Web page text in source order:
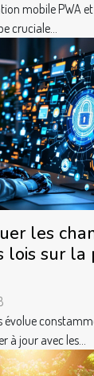
mobile PWA
cruciale...
les
lois sur la
évolue
à jour avec les...